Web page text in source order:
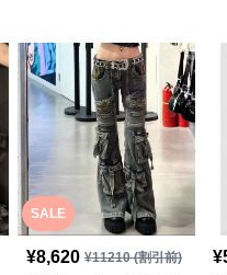
SALE
¥8,620 ¥11210(割引前) ¥